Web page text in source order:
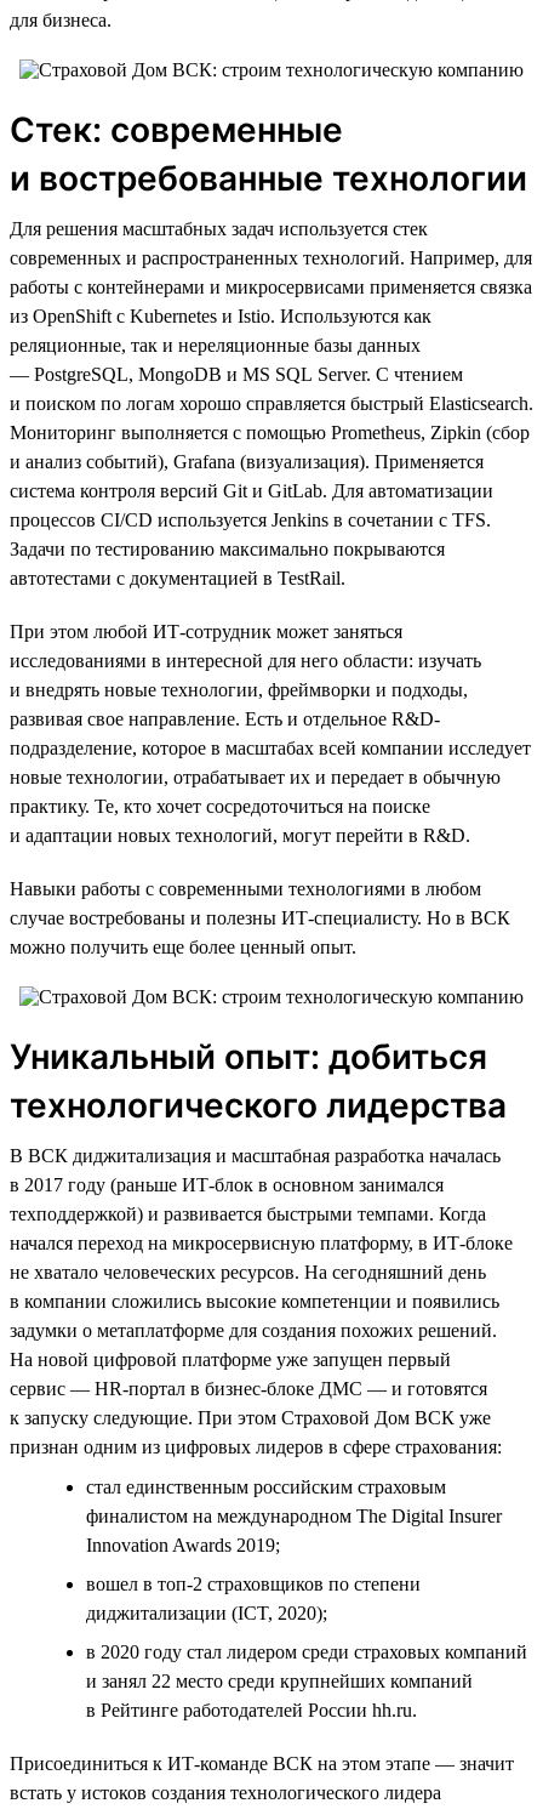
для бизнеса.
Стек: современные
и востребованные технологии
Для решения масштабных задач используется стек
современных и распространенных технологий. Например, для
работы с контейнерами и микросервисами применяется связка
из OpenShift с Kubernetes и Istio. Используются как
реляционные, так и нереляционные базы данных
— PostgreSQL, MongoDB и MS SQL Server. С чтением
и поиском по логам хорошо справляется быстрый Elasticsearch.
Мониторинг выполняется с помощью Prometheus, Zipkin (сбор
и анализ событий), Grafana (визуализация). Применяется
система контроля версий Git и GitLab. Для автоматизации
процессов CI/CD используется Jenkins в сочетании с TFS.
Задачи по тестированию максимально покрываются
автотестами с документацией в TestRail.
При этом любой ИТ-сотрудник может заняться
исследованиями в интересной для него области: изучать
и внедрять новые технологии, фреймворки и подходы,
развивая свое направление. Есть и отдельное R&D-
подразделение, которое в масштабах всей компании исследует
новые технологии, отрабатывает их и передает в обычную
практику. Те, кто хочет сосредоточиться на поиске
и адаптации новых технологий, могут перейти в R&D.
Навыки работы с современными технологиями в любом
случае востребованы и полезны ИТ-специалисту. Но в ВСК
можно получить еще более ценный опыт.
Уникальный опыт: добиться
технологического лидерства
В ВСК диджитализация и масштабная разработка началась
в 2017 году (раньше ИТ-блок в основном занимался
техподдержкой) и развивается быстрыми темпами. Когда
начался переход на микросервисную платформу, в ИТ-блоке
не хватало человеческих ресурсов. На сегодняшний день
в компании сложились высокие компетенции и появились
задумки о метаплатформе для создания похожих решений.
На новой цифровой платформе уже запущен первый
сервис — HR-портал в бизнес-блоке ДМС — и готовятся
к запуску следующие. При этом Страховой Дом ВСК уже
признан одним из цифровых лидеров в сфере страхования:
стал единственным российским страховым
финалистом на международном The Digital Insurer
Innovation Awards 2019;
вошел в топ-2 страховщиков по степени
диджитализации (ICT, 2020);
в 2020 году стал лидером среди страховых компаний
и занял 22 место среди крупнейших компаний
в Рейтинге работодателей России hh.ru.
Присоединиться к ИТ-команде ВСК на этом этапе — значит
встать у истоков создания технологического лидера